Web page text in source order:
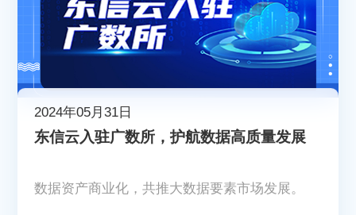
2024年05月31日
东信云入驻广数所，护航数据高质量发展
数据资产商业化，共推大数据要素市场发展。